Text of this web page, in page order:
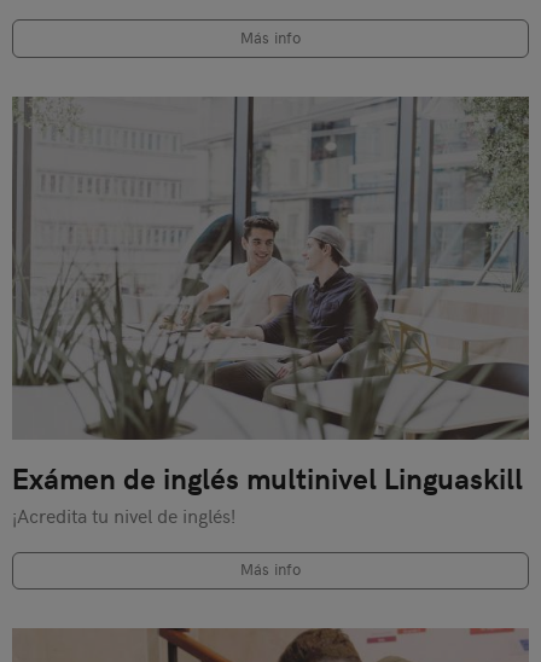
Más info
Exámen de inglés multinivel Linguaskill
¡Acredita tu nivel de inglés!
Más info